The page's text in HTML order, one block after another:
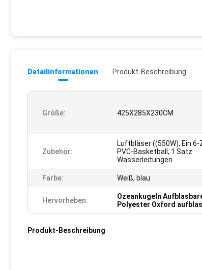
Detailinformationen Produkt-Beschreibung
Größe: 425X285X230CM
Zubehör:
Luftbläser ((550W), Ein 6-
PVC-Basketball, 1 Satz
Wasserleitungen
Farbe: Weiß, blau
Hervorheben: Ozeankugeln
Polyester Oxford
Produkt-Beschreibung